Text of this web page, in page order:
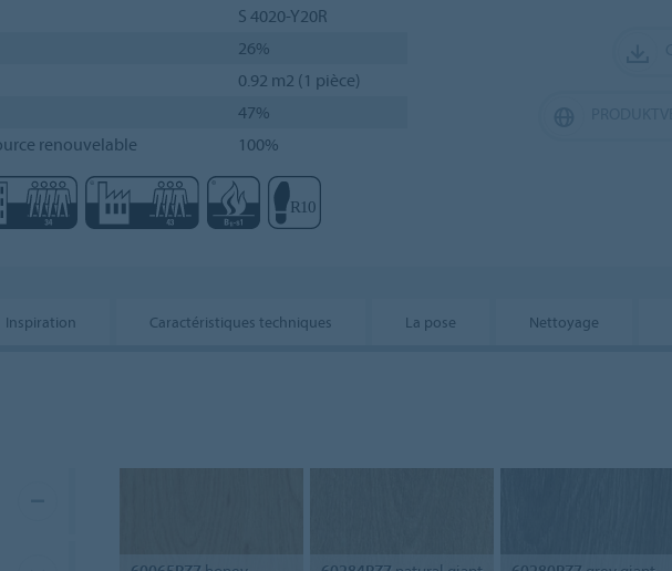
S 4020-Y20R
26%
0.92 m2 (1 pièce)
47%
renouvelable
100%
Inspiration Caractéristiques techniques La pose Nettoyage